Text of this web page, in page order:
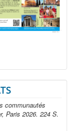
communautés
Paris 2026. 224 S.